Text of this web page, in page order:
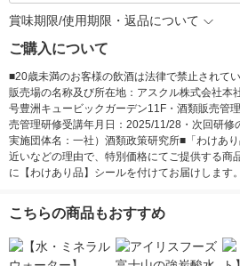
賞味期限/使用期限・返品について
ご購入について
■20歳未満のお客様の飲酒は法律で禁止されて
販売場の名称及び所在地：アスクル株式会社本
号豊洲キュービックガーデン11F・酒類販売管
売管理研修受講年月日：2025/11/28・次回研
実施団体名：一社）酒類政策研究所■「わけあ
近いなどの理由で、特別価格にてご提供する商
に【わけあり品】シールを付けてお届けします
こちらの商品もおすすめ